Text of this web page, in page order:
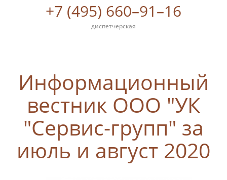
+7 (495) 660–91–16
диспетчерская
Информационный
вестник ООО "УК
"Сервис-групп" за
июль и август 2020